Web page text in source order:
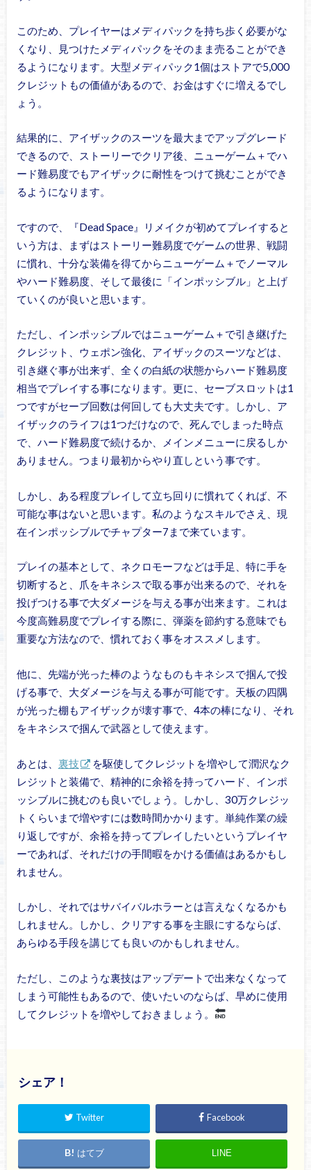
このため、プレイヤーはメディパックを持ち歩く必要がな
くなり、見つけたメディパックをそのまま売ることができ
るようになります。大型メディパック1個はストアで5,000
クレジットもの価値があるので、お金はすぐに増えるでし
ょう。
結果的に、アイザックのスーツを最大までアップグレード
できるので、ストーリーでクリア後、ニューゲーム＋でハ
ード難易度でもアイザックに耐性をつけて挑むことができ
るようになります。
ですので、『Dead Space』リメイクが初めてプレイすると
いう方は、まずはストーリー難易度でゲームの世界、戦闘
に慣れ、十分な装備を得てからニューゲーム＋でノーマル
やハード難易度、そして最後に「インポッシブル」と上げ
ていくのが良いと思います。
ただし、インポッシブルではニューゲーム＋で引き継げた
クレジット、ウェポン強化、アイザックのスーツなどは、
引き継ぐ事が出来ず、全くの白紙の状態からハード難易度
相当でプレイする事になります。更に、セーブスロットは1
つですがセーブ回数は何回しても大丈夫です。しかし、ア
イザックのライフは1つだけなので、死んでしまった時点
で、ハード難易度で続けるか、メインメニューに戻るしか
ありません。つまり最初からやり直しという事です。
しかし、ある程度プレイして立ち回りに慣れてくれば、不
可能な事はないと思います。私のようなスキルでさえ、現
在インポッシブルでチャプター7まで来ています。
プレイの基本として、ネクロモーフなどは手足、特に手を
切断すると、爪をキネシスで取る事が出来るので、それを
投げつける事で大ダメージを与える事が出来ます。これは
今度高難易度でプレイする際に、弾薬を節約する意味でも
重要な方法なので、慣れておく事をオススメします。
他に、先端が光った棒のようなものもキネシスで掴んで投
げる事で、大ダメージを与える事が可能です。天板の四隅
が光った棚もアイザックが壊す事で、4本の棒になり、それ
をキネシスで掴んで武器として使えます。
あとは、 裏技
を駆使してクレジットを増やして潤沢なク
レジットと装備で、精神的に余裕を持ってハード、インポ
ッシブルに挑むのも良いでしょう。しかし、30万クレジッ
トくらいまで増やすには数時間かかります。単純作業の繰
り返しですが、余裕を持ってプレイしたいというプレイヤ
ーであれば、それだけの手間暇をかける価値はあるかもし
れません。
しかし、それではサバイバルホラーとは言えなくなるかも
しれません。しかし、クリアする事を主眼にするならば、
あらゆる手段を講じても良いのかもしれません。
ただし、このような裏技はアップデートで出来なくなって
しまう可能性もあるので、使いたいのならば、早めに使用
してクレジットを増やしておきましょう。
シェア！
Twitter Facebook
はてブ LINE